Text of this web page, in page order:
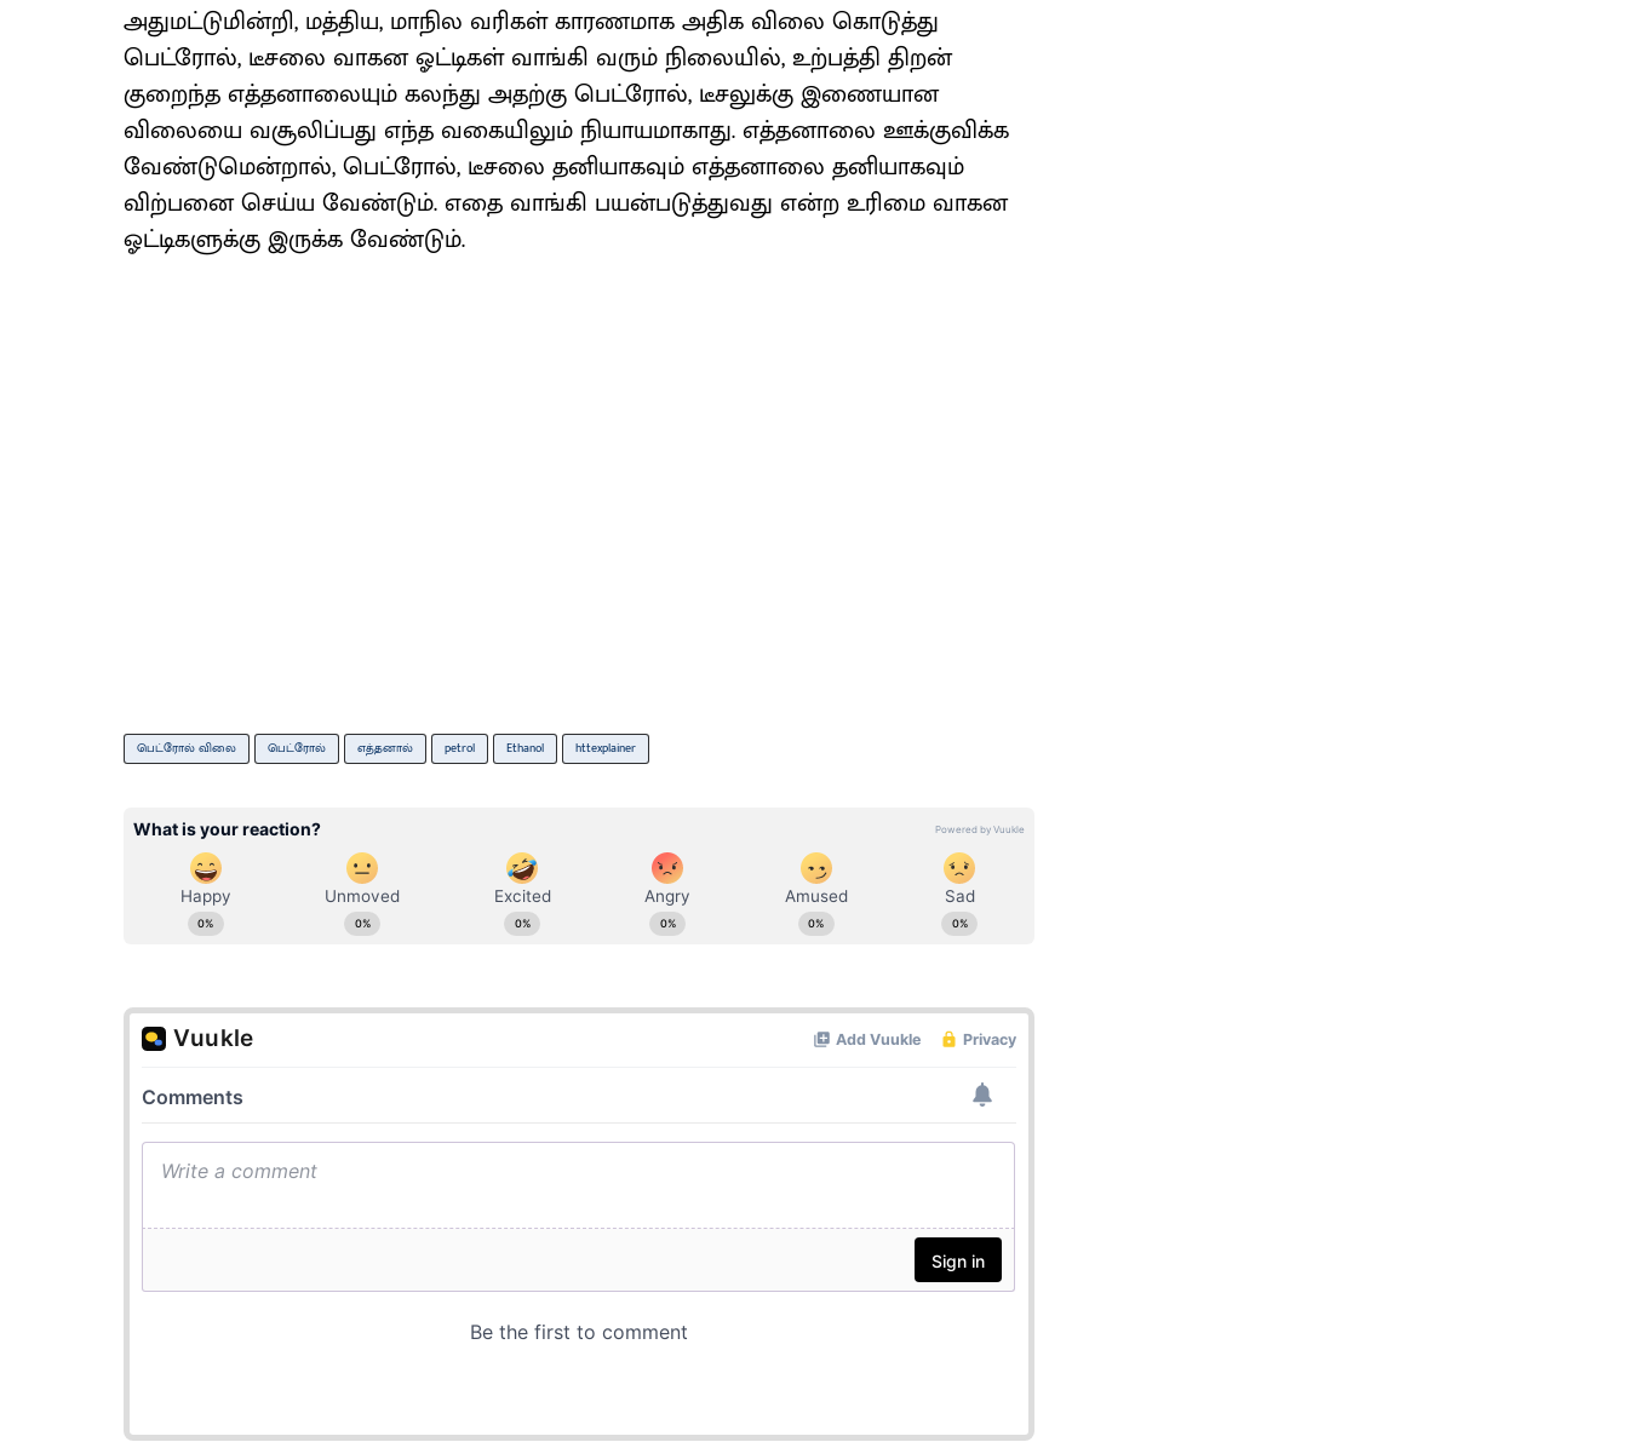
அதுமட்டுமின்றி, மத்திய, மாநில வரிகள் காரணமாக அதிக விலை கொடுத்து
பெட்ரோல், டீசலை வாகன ஓட்டிகள் வாங்கி வரும் நிலையில், உற்பத்தி திறன்
குறைந்த எத்தனாலையும் கலந்து அதற்கு பெட்ரோல், டீசலுக்கு இணையான
விலையை வசூலிப்பது எந்த வகையிலும் நியாயமாகாது. எத்தனாலை ஊக்குவிக்க
வேண்டுமென்றால், பெட்ரோல், டீசலை தனியாகவும் எத்தனாலை தனியாகவும்
விற்பனை செய்ய வேண்டும். எதை வாங்கி பயன்படுத்துவது என்ற உரிமை வாகன
ஓட்டிகளுக்கு இருக்க வேண்டும்.
பெட்ரோல் விலை பெட்ரோல் எத்தனால் petrol Ethanol httexplainer